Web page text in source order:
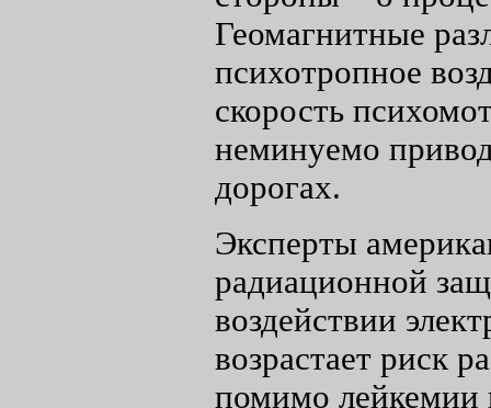
Геомагнитные
психотропное
скорость
неминуемо
дорогах.
Эксперты
радиационной
воздействии
возрастает риск
помимо лейкемии